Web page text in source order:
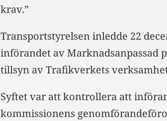
krav.”
Transportstyrelsen inledde 22
införandet av Marknadsanpassad
tillsyn av Trafikverkets
Syftet var att kontrollera att
kommissionens